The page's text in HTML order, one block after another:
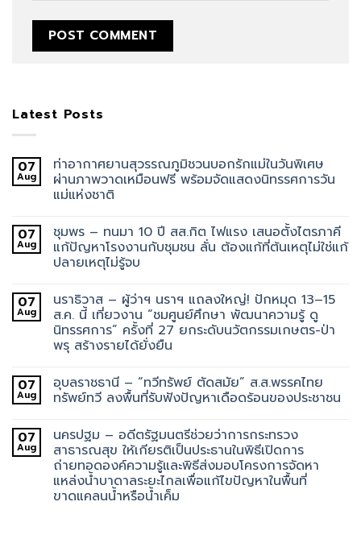
Latest Posts
07
Aug
ท่าอากาศยานสุวรรณภูมิชวนบอกรักแม่ในวันพิเศษ
ผ่านภาพวาดเหมือนฟรี พร้อมจัดแสดงนิทรรศการวัน
แม่แห่งชาติ
07
Aug
ชุมพร – ทนมา 10 ปี สส.กิต ไฟแรง เสนอตั้งไตรภาคี
แก้ปัญหาโรงงานกับชุมชน ลั่น ต้องแก้ที่ต้นเหตุไม่ใช่แก้
ปลายเหตุไม่รู้จบ
07
Aug
นราธิวาส – ผู้ว่าฯ นราฯ แถลงใหญ่! ปักหมุด 13–15
ส.ค. นี้ เที่ยวงาน “ชมศูนย์ศึกษา พัฒนาความรู้ ดู
นิทรรศการ” ครั้งที่ 27 ยกระดับนวัตกรรมเกษตร-ป่า
พรุ สร้างรายได้ยั่งยืน
07
Aug
อุบลราชธานี – “ทวีทรัพย์ ตัดสมัย” ส.ส.พรรคไทย
ทรัพย์ทวี ลงพื้นที่รับฟังปัญหาเดือดร้อนของประชาชน
07
Aug
นครปฐม – อดีตรัฐมนตรีช่วยว่าการกระทรวง
สาธารณสุข ให้เกียรติเป็นประธานในพิธีเปิดการ
ถ่ายทอดองค์ความรู้และพิธีส่งมอบโครงการจัดหา
แหล่งน้ำบาดาลระยะไกลเพื่อแก้ไขปัญหาในพื้นที่
ขาดแคลนน้ำหรือน้ำเค็ม